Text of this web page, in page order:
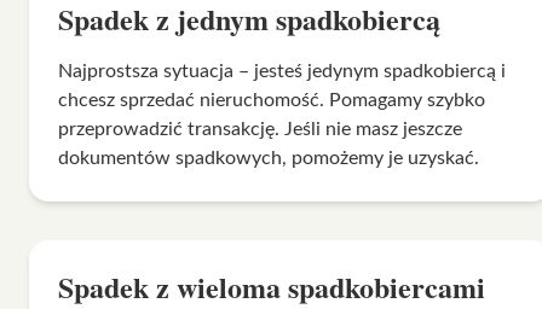
Spadek z jednym spadkobiercą
Najprostsza sytuacja – jesteś jedynym spadkobiercą i
chcesz sprzedać nieruchomość. Pomagamy szybko
przeprowadzić transakcję. Jeśli nie masz jeszcze
dokumentów spadkowych, pomożemy je uzyskać.
Spadek z wieloma spadkobiercami